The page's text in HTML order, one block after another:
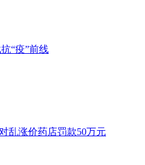
“疫”前线
乱涨价药店罚款50万元